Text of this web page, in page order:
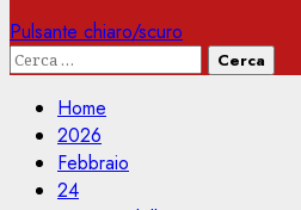
Pulsante chiaro/scuro
Ricerca
Home
2026
Febbraio
24